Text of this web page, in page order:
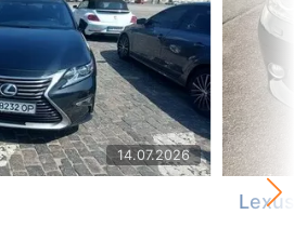
14.07.2026